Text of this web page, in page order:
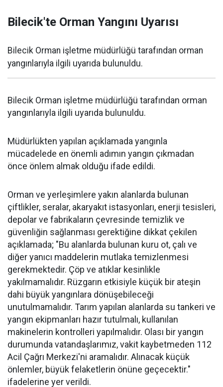
Bilecik'te Orman Yangını Uyarısı
Bilecik Orman işletme müdürlüğü tarafından orman
yangınlarıyla ilgili uyarıda bulunuldu.
Bilecik Orman işletme müdürlüğü tarafından orman
yangınlarıyla ilgili uyarıda bulunuldu.
Müdürlükten yapılan açıklamada yangınla
mücadelede en önemli adımın yangın çıkmadan
önce önlem almak olduğu ifade edildi.
Orman ve yerleşimlere yakın alanlarda bulunan
çiftlikler, seralar, akaryakıt istasyonları, enerji tesisleri,
depolar ve fabrikaların çevresinde temizlik ve
güvenliğin sağlanması gerektiğine dikkat çekilen
açıklamada; "Bu alanlarda bulunan kuru ot, çalı ve
diğer yanıcı maddelerin mutlaka temizlenmesi
gerekmektedir. Çöp ve atıklar kesinlikle
yakılmamalıdır. Rüzgarın etkisiyle küçük bir ateşin
dahi büyük yangınlara dönüşebileceği
unutulmamalıdır. Tarım yapılan alanlarda su tankeri ve
yangın ekipmanları hazır tutulmalı, kullanılan
makinelerin kontrolleri yapılmalıdır. Olası bir yangın
durumunda vatandaşlarımız, vakit kaybetmeden 112
Acil Çağrı Merkezi'ni aramalıdır. Alınacak küçük
önlemler, büyük felaketlerin önüne geçecektir."
ifadelerine yer verildi.